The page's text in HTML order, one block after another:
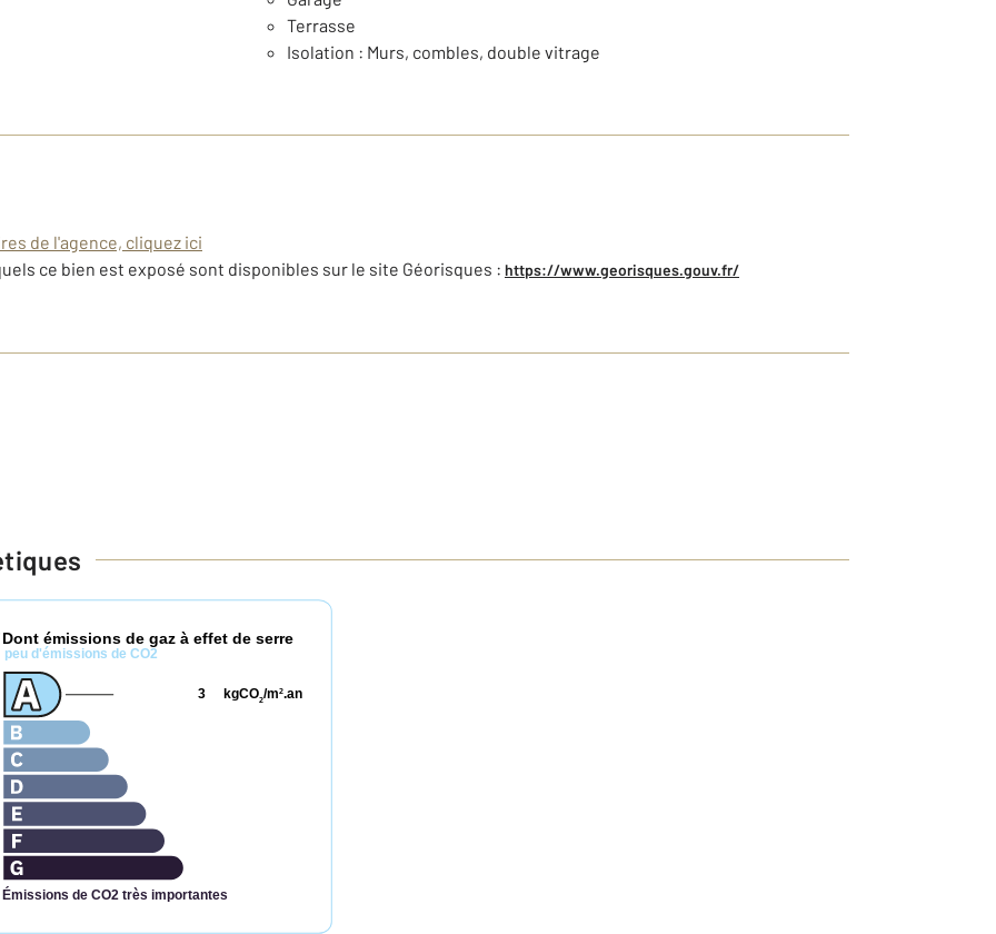
Terrasse
Isolation : Murs, combles, double vitrage
de l'agence, cliquez ici
ce bien est exposé sont disponibles sur le site Géorisques : https://www.georisques.gouv.fr/
Dont émissions de gaz à effet de serre
peu d'émissions de CO2
Émissions de CO2 très importantes
kgCO2/m2.an
3